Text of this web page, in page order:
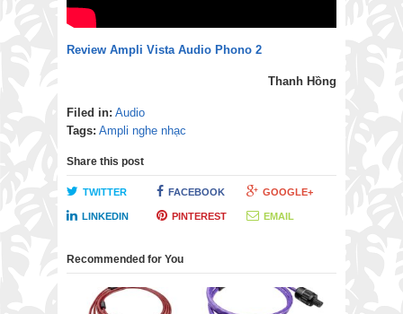
Review Ampli Vista Audio Phono 2
Thanh Hồng
Filed in: Audio
Tags: Ampli nghe nhạc
Share this post
TWITTER FACEBOOK GOOGLE+
LINKEDIN PINTEREST EMAIL
Recommended for You